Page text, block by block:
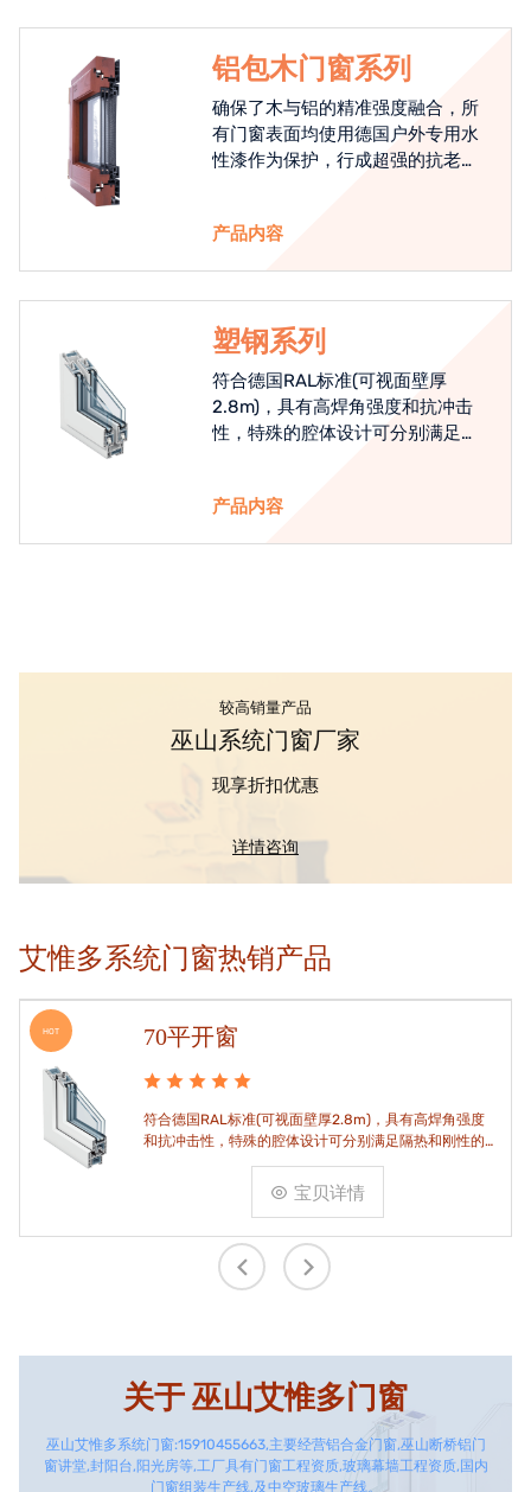
铝包木门窗系列
确保了木与铝的精准强度融合，所
有门窗表面均使用德国户外专用水
性漆作为保护，行成超强的抗老化
产品内容
塑钢系列
符合德国RAL标准(可视面壁厚
2.8m)，具有高焊角强度和抗冲击
性，特殊的腔体设计可分别满足隔
产品内容
较高销量产品
巫山系统门窗厂家
现享折扣优惠
详情咨询
艾惟多系统门窗热销产品
HOT 70平开窗
符合德国RAL标准(可视面壁厚2.8m)，具有高焊角强度
和抗冲击性，特殊的腔体设计可分别满足隔热和刚性的
宝贝详情
关于巫山艾惟多门窗
巫山艾惟多系统门窗:15910455663,主要经营铝合金门窗,巫山断桥铝门
窗讲堂,封阳台,阳光房等,工厂具有门窗工程资质,玻璃幕墙工程资质,国内
门窗组装生产线,及中空玻璃生产线。